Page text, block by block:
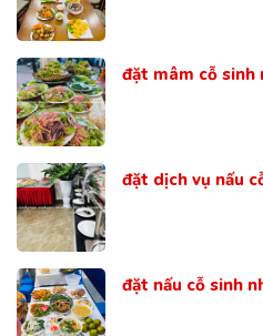
đặt mâm cỗ sinh
đặt dịch vụ nấu
đặt nấu cỗ sinh